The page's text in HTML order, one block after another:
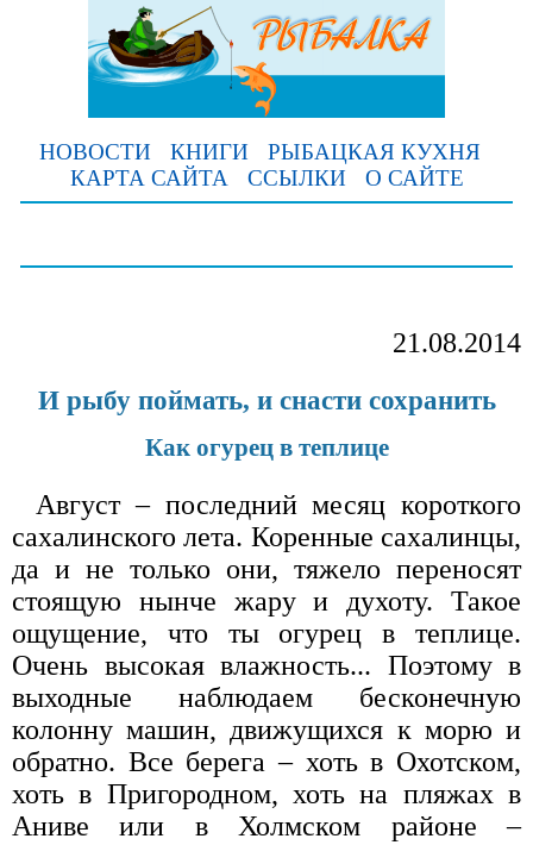
НОВОСТИ КНИГИ
РЫБАЦКАЯ КУХНЯ
КАРТА САЙТА
ССЫЛКИ О САЙТЕ
21.08.2014
И рыбу поймать, и снасти сохранить
Как огурец в теплице
Август – последний месяц короткого
сахалинского лета. Коренные сахалинцы,
да и не только они, тяжело переносят
стоящую нынче жару и духоту. Такое
ощущение, что ты огурец в теплице.
Очень высокая влажность... Поэтому в
выходные наблюдаем бесконечную
колонну машин, движущихся к морю и
обратно. Все берега – хоть в Охотском,
хоть в Пригородном, хоть на пляжах в
Аниве или в Холмском районе –